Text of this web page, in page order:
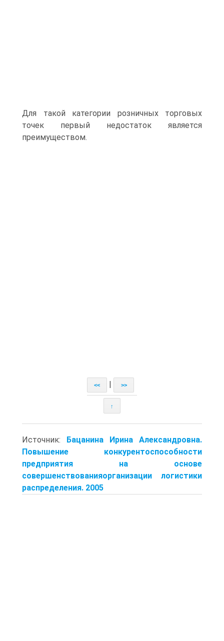
Для такой категории розничных торговых
точек первый недостаток является
преимуществом.
<< >>
↑
Источник: Бацанина Ирина Александровна.
Повышение конкурентоспособности
предприятия на основе
совершенствованияорганизации логистики
распределения. 2005